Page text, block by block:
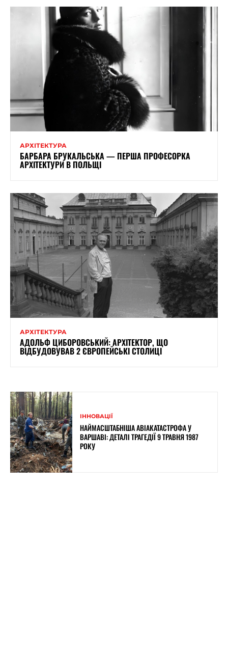
АРХІТЕКТУРА
БАРБАРА БРУКАЛЬСЬКА — ПЕРША ПРОФЕСОРКА
АРХІТЕКТУРИ В ПОЛЬЩІ
АРХІТЕКТУРА
АДОЛЬФ ЦИБОРОВСЬКИЙ: АРХІТЕКТОР, ЩО
ВІДБУДОВУВАВ 2 ЄВРОПЕЙСЬКІ СТОЛИЦІ
ІННОВАЦІЇ
НАЙМАСШТАБНІША АВІАКАТАСТРОФА У
ВАРШАВІ: ДЕТАЛІ ТРАГЕДІЇ 9 ТРАВНЯ 1987
РОКУ